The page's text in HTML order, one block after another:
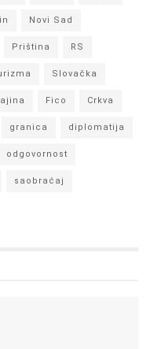
Novi Sad
Priština RS
Slovačka
Fico Crkva
granica diplomatija
odgovornost
saobraćaj